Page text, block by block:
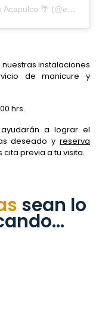
Una publicación compartida de Emporio Acapulco 🌴 (@emporioacapulco)
instalaciones
de manicure y
hrs.
a lograr el
deseado y reserva
previa a tu visita.
sean lo